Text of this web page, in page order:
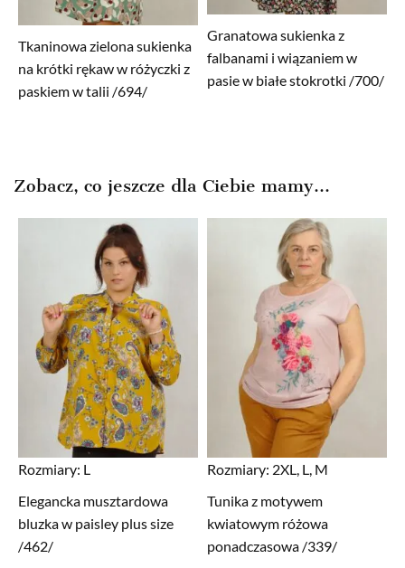
Tkaninowa zielona sukienka
na krótki rękaw w różyczki z
paskiem w talii /694/
Granatowa sukienka z
falbanami i wiązaniem w
pasie w białe stokrotki /700/
Zobacz, co jeszcze dla Ciebie mamy...
Rozmiary: L
Elegancka musztardowa
bluzka w paisley plus size
/462/
Rozmiary: 2XL, L, M
Tunika z motywem
kwiatowym różowa
ponadczasowa /339/